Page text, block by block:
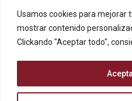
Usamos cookies para mejorar
mostrar contenido
Clickando "Aceptar todo",
Contáctanos
¿Te podemos
Centro De Ayuda